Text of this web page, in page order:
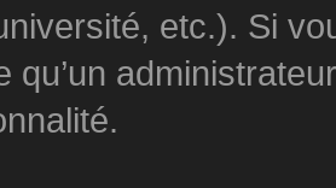
etc.). Si
qu’un